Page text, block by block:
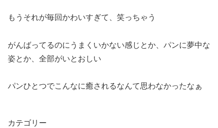
もうそれが毎回かわいすぎて、笑っちゃう
がんばってるのにうまくいかない感じとか、パンに夢中な
姿とか、全部がいとおしい
パンひとつでこんなに癒されるなんて思わなかったなぁ
カテゴリー